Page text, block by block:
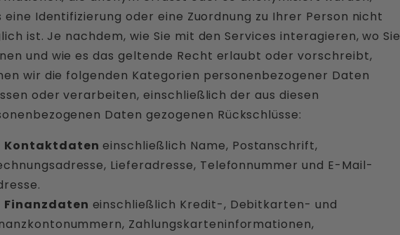
eine Identifizierung oder eine Zuordnung zu Ihrer Person nicht
ist. Je nachdem, wie Sie mit den Services interagieren, wo Sie
und wie es das geltende Recht erlaubt oder vorschreibt,
wir die folgenden Kategorien personenbezogener Daten
oder verarbeiten, einschließlich der aus diesen
Daten gezogenen Rückschlüsse:
Kontaktdaten einschließlich Name, Postanschrift,
Lieferadresse, Telefonnummer und E-Mail-
Finanzdaten einschließlich Kredit-, Debitkarten- und
Zahlungskarteninformationen,